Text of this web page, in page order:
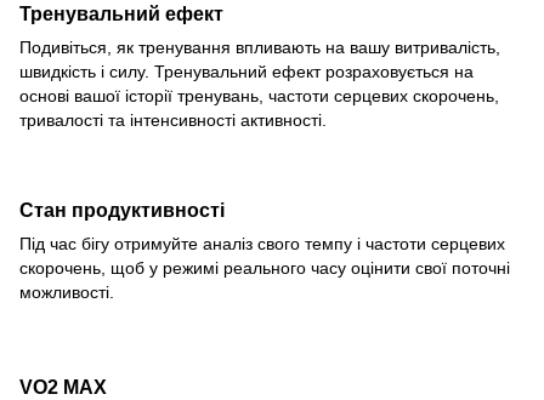
Тренувальний ефект
Подивіться, як тренування впливають на вашу витривалість,
швидкість і силу. Тренувальний ефект розраховується на
основі вашої історії тренувань, частоти серцевих скорочень,
тривалості та інтенсивності активності.
Стан продуктивності
Під час бігу отримуйте аналіз свого темпу і частоти серцевих
скорочень, щоб у режимі реального часу оцінити свої поточні
можливості.
VO2 MAX